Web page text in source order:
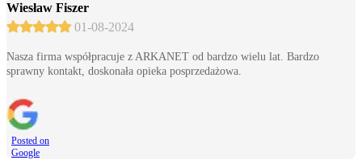
Wiesław Fiszer
01-08-2024
Nasza firma współpracuje z ARKANET od bardzo wielu lat. Bardzo
sprawny kontakt, doskonała opieka posprzedażowa.
Posted on
Google